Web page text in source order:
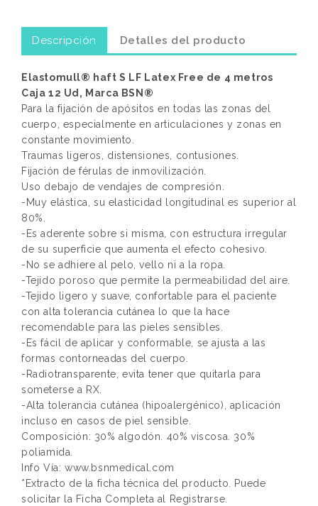
Descripción Detalles del producto
Elastomull® haft S LF Latex Free de 4 metros
Caja 12 Ud, Marca BSN®
Para la fijación de apósitos en todas las zonas del
cuerpo, especialmente en articulaciones y zonas en
constante movimiento.
Traumas ligeros, distensiones, contusiones.
Fijación de férulas de inmovilización.
Uso debajo de vendajes de compresión.
-Muy elástica, su elasticidad longitudinal es superior al
80%.
-Es aderente sobre si misma, con estructura irregular
de su superficie que aumenta el efecto cohesivo.
-No se adhiere al pelo, vello ni a la ropa.
-Tejido poroso que permite la permeabilidad del aire.
-Tejido ligero y suave, confortable para el paciente
con alta tolerancia cutánea lo que la hace
recomendable para las pieles sensibles.
-Es fácil de aplicar y conformable, se ajusta a las
formas contorneadas del cuerpo.
-Radiotransparente, evita tener que quitarla para
someterse a RX.
-Alta tolerancia cutánea (hipoalergénico), aplicación
incluso en casos de piel sensible.
Composición: 30% algodón. 40% viscosa. 30%
poliamida.
Info Vía: www.bsnmedical.com
*Extracto de la ficha técnica del producto. Puede
solicitar la Ficha Completa al Registrarse.